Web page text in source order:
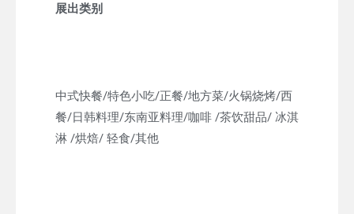
展出类别
中式快餐/特色小吃/正餐/地方菜/火锅烧烤/西
餐/日韩料理/东南亚料理/咖啡 /茶饮甜品/ 冰淇
淋 /烘焙/ 轻食/其他